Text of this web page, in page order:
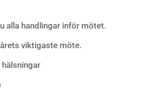
alla handlingar inför mötet.
viktigaste möte.